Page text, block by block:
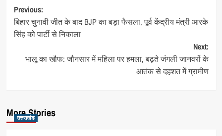
Post
navigation
Previous:
बिहार चुनावी जीत के बाद BJP का बड़ा फैसला, पूर्व केंद्रीय मंत्री आरके
सिंह को पार्टी से निकाला
Next:
भालू का खौफ: जौनसार में महिला पर हमला, बढ़ते जंगली जानवरों के
आतंक से दहशत में ग्रामीण
More Stories
उत्तराखंड